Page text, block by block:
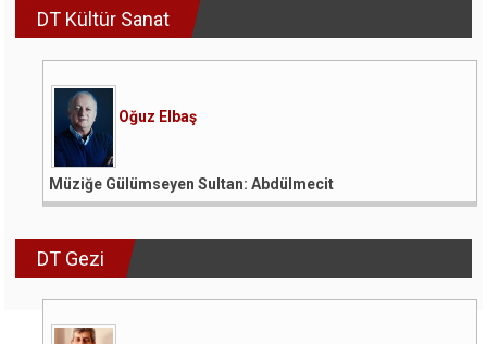
DT Kültür Sanat
Oğuz Elbaş
Müziğe Gülümseyen Sultan: Abdülmecit
DT Gezi